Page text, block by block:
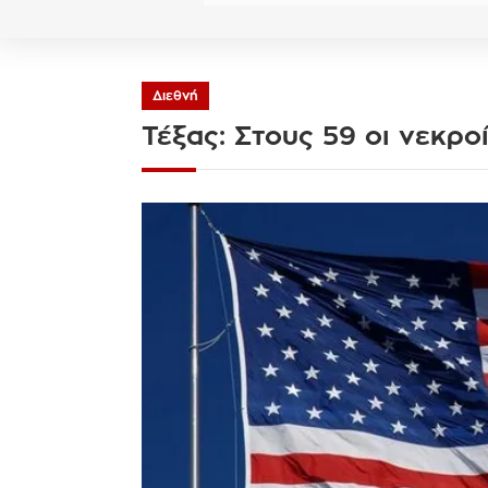
Διεθνή
Τέξας: Στους 59 οι